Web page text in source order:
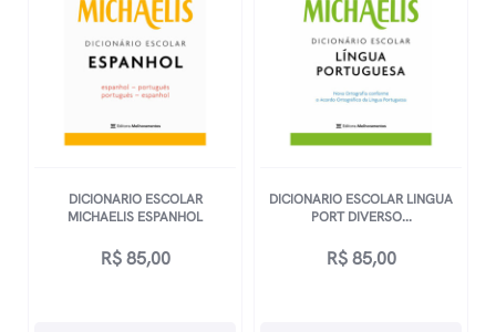
DICIONARIO ESCOLAR
MICHAELIS ESPANHOL
R$85,00
DICIONARIO ESCOLAR LINGUA
PORT DIVERSO...
R$85,00